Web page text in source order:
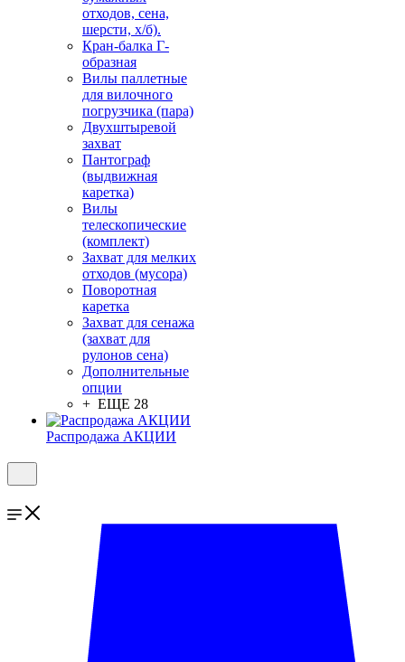
отходов, сена,
шерсти, х/б).
Кран-балка Г-
образная
Вилы паллетные
для вилочного
погрузчика (пара)
Двухштыревой
захват
Пантограф
(выдвижная
каретка)
Вилы
телескопические
(комплект)
Захват для мелких
отходов (мусора)
Поворотная
каретка
Захват для сенажа
(захват для
рулонов сена)
Дополнительные
опции
+ ЕЩЕ 28
Распродажа АКЦИИ